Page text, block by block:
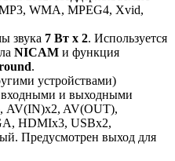
WMA, MPEG4, Xvid,
звука 7 Вт x 2. Используется
NICAM и функция
.
устройствами)
входными и выходными
AV(IN)x2, AV(OUT),
HDMIx3, USBx2,
Предусмотрен выход для